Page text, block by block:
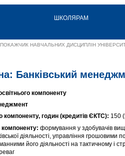
ШКОЛЯРАМ
НАВЧАЛЬНИХ ДИСЦИПЛІН
Банківський
компоненту
компоненту, годин (кредитів ЄКТС): 150
компоненту: формування у здобувачів
діяльності, управління грошовими
його діяльності на тактичному і